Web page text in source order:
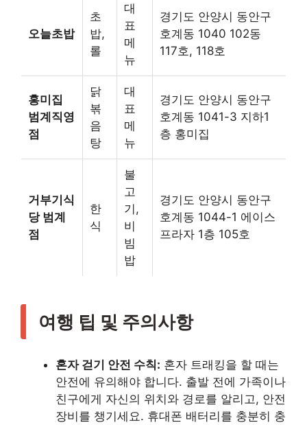
오늘초밥
초
밥,
롤
대
표
메
뉴
경기도 안양시 동안구
호계동 1040 102동
117호, 118호
홍미집
범계직영
점
닭
볶
음
탕
대
표
메
뉴
경기도 안양시 동안구
호계동 1041-3 지하1
층 홍미집
거부기식
당 범계
점
한
식
불
고
기,
비
빔
밥
경기도 안양시 동안구
호계동 1044-1 에이스
프라자 1층 105호
여행 팁 및 주의사항
혼자 걷기 안전 수칙: 혼자 트래킹을 할 때는
안전에 유의해야 합니다. 출발 전에 가족이나
친구에게 자신의 위치와 경로를 알리고, 안전
장비를 챙기세요. 휴대폰 배터리를 충분히 충